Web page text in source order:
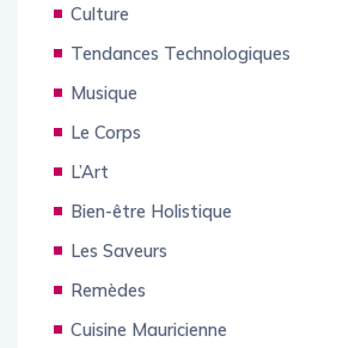
Culture
Tendances Technologiques
Musique
Le Corps
L’Art
Bien-être Holistique
Les Saveurs
Remèdes
Cuisine Mauricienne